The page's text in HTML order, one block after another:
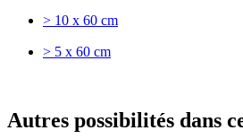
> 10 x 60 cm
> 5 x 60 cm
Autres possibilités dans